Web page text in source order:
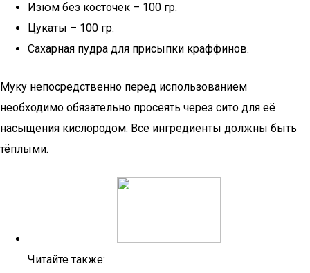
Изюм без косточек – 100 гр.
Цукаты – 100 гр.
Сахарная пудра для присыпки краффинов.
Муку непосредственно перед использованием
необходимо обязательно просеять через сито для её
насыщения кислородом. Все ингредиенты должны быть
тёплыми.
Читайте также: